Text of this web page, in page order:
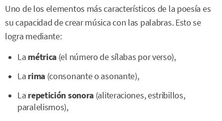
Uno de los elementos más característicos de la poesía es
su capacidad de crear música con las palabras. Esto se
logra mediante:
La métrica (el número de sílabas por verso),
La rima(consonante o asonante),
La repetición sonora (aliteraciones, estribillos,
paralelismos),